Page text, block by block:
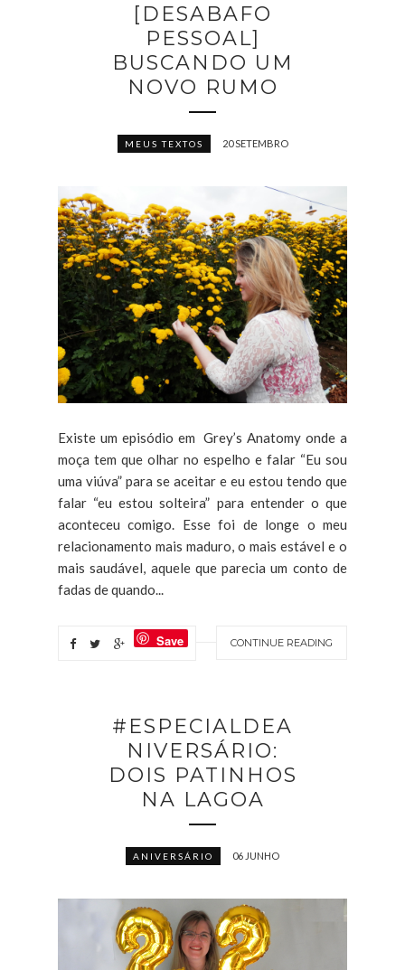
[DESABAFO
PESSOAL]
BUSCANDO UM
NOVO RUMO
MEUS TEXTOS 20 SETEMBRO
Existe um episódio em Grey’s Anatomy onde a
moça tem que olhar no espelho e falar “Eu sou
uma viúva” para se aceitar e eu estou tendo que
falar “eu estou solteira” para entender o que
aconteceu comigo. Esse foi de longe o meu
relacionamento mais maduro, o mais estável e o
mais saudável, aquele que parecia um conto de
fadas de quando...
CONTINUE READING
Save
#ESPECIALDEA
NIVERSÁRIO:
DOIS PATINHOS
NA LAGOA
ANIVERSÁRIO 06 JUNHO